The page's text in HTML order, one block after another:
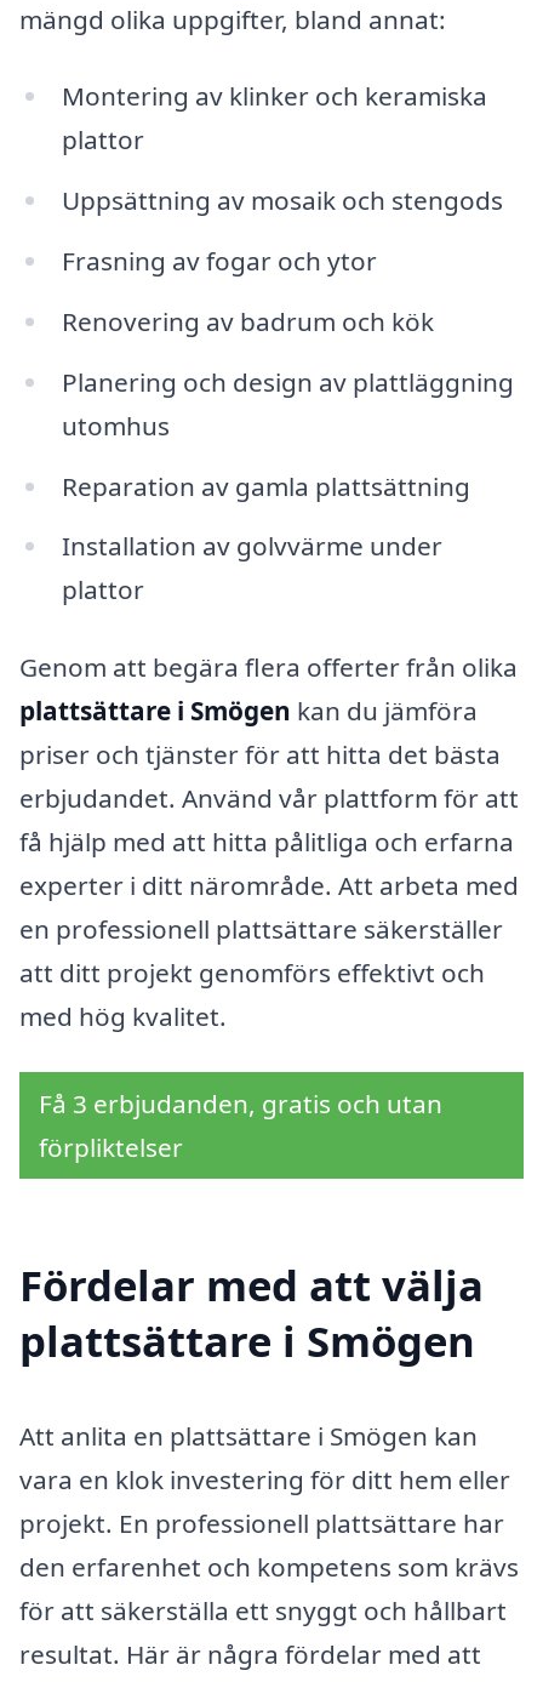
mängd olika uppgifter, bland annat:
Montering av klinker och keramiska
plattor
Uppsättning av mosaik och stengods
Frasning av fogar och ytor
Renovering av badrum och kök
Planering och design av plattläggning
utomhus
Reparation av gamla plattsättning
Installation av golvvärme under
plattor
Genom att begära flera offerter från olika
plattsättare i Smögen kan du jämföra
priser och tjänster för att hitta det bästa
erbjudandet. Använd vår plattform för att
få hjälp med att hitta pålitliga och erfarna
experter i ditt närområde. Att arbeta med
en professionell plattsättare säkerställer
att ditt projekt genomförs effektivt och
med hög kvalitet.
Få 3 erbjudanden, gratis och utan
förpliktelser
Fördelar med att välja
plattsättare i Smögen
Att anlita en plattsättare i Smögen kan
vara en klok investering för ditt hem eller
projekt. En professionell plattsättare har
den erfarenhet och kompetens som krävs
för att säkerställa ett snyggt och hållbart
resultat. Här är några fördelar med att